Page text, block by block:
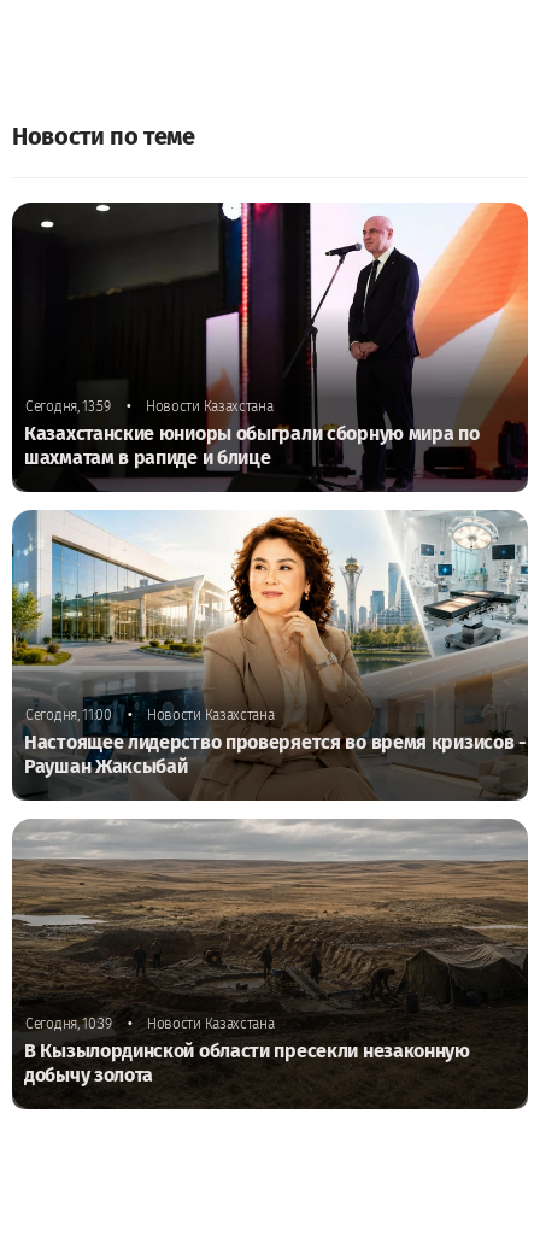
Новости по теме
Сегодня, 13:59 • Новости Казахстана
Казахстанские юниоры обыграли сборную мира по
шахматам в рапиде и блице
Сегодня, 11:00 • Новости Казахстана
Настоящее лидерство проверяется во время кризисов -
Раушан Жаксыбай
Сегодня, 10:39 • Новости Казахстана
В Кызылординской области пресекли незаконную
добычу золота